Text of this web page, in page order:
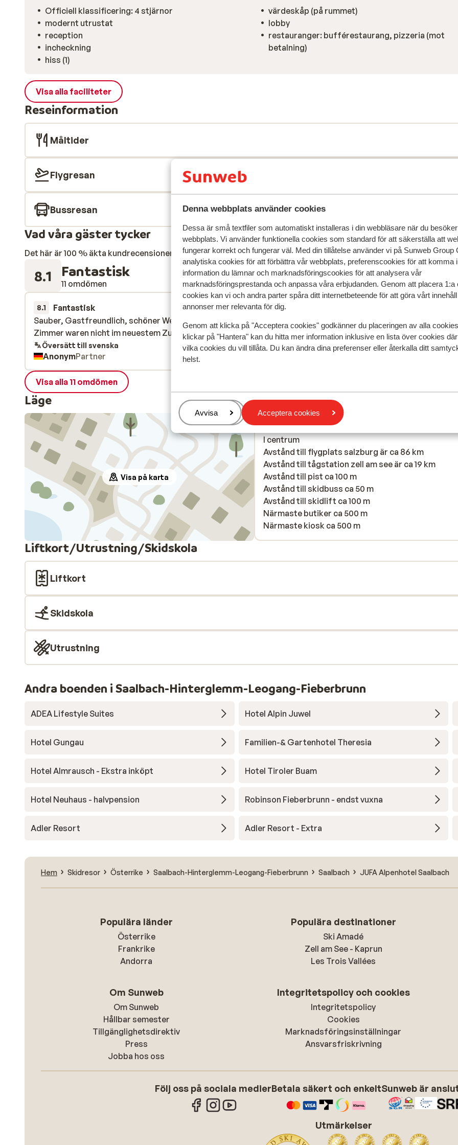
Denna webbplats använder cookies
Dessa är små textfiler som automatiskt installeras i din webbläsare när du
webbplats. Vi använder funktionella cookies som standard för att säkerställa att
fungerar korrekt och fungerar väl. Med din tillåtelse använder vi på Sunweb Group
analytiska cookies för att förbättra vår webbplats, preferenscookies för att komma
information du lämnar och marknadsföringscookies för att analysera vår
marknadsföringsprestanda och anpassa våra erbjudanden. Genom att placera 1:a
cookies kan vi och andra parter spåra ditt internetbeteende för att göra vårt
annonser mer relevanta för dig.
Genom att klicka på "Acceptera cookies" godkänner du placeringen av alla
klickar på "Hantera" kan du hitta mer information inklusive en lista över cookies
vilka cookies du vill tillåta. Du kan ändra dina preferenser eller återkalla ditt
helst.
Hantera
Avvisa Acceptera cookies
Officiell klassificering: 4 stjärnor
modernt utrustat
reception
incheckning
hiss (1)
värdeskåp (på rummet)
lobby
restauranger: bufférestaurang, pizzeria (mot
betalning)
Visa alla faciliteter
Reseinformation
Måltider
Flygresan
Bussresan
Vad våra gäster tycker
Det här är 100 % äkta kundrecensioner som verkligen speglar deras upplevelser av vår produkt.Mer om
8.1 Fantastisk
11 omdömen Mest bokad av
8.1 Fantastisk
22 mars 2026
Sauber, Gastfreundlich, schöner Wellnessbereich. Die
Zimmer waren nicht im neuestem Zustand.
Sauber, Gastfreundlich, schöner Wellnessbereich. Die
Zimmer waren nicht im neuestem Zustand.
Översätt till svenska
AnonymPartner
8.0 Fantastisk
Great location, friendly hotel. Food mediocre.
great.
Great location, friendly hotel. Food mediocre.
great.
Översätt till svenska
Visa alla 11 omdömen
Läge
Visa på karta
I området
I centrum
Avstånd till flygplats salzburg är ca 86 km
Avstånd till tågstation zell am see är ca 19 km
Avstånd till pist ca 100 m
Avstånd till skidbuss ca 50 m
Avstånd till skidlift ca 100 m
Närmaste butiker ca 500 m
Närmaste kiosk ca 500 m
Liftkort/Utrustning/Skidskola
Liftkort
Skidskola
Utrustning
Andra boenden i Saalbach-Hinterglemm-Leogang-Fieberbrunn
ADEA Lifestyle Suites Hotel Alpin Juwel
Hotel Gungau Familien-& Gartenhotel Theresia
Hotel Almrausch - Ekstra inköpt Hotel Tiroler Buam
Hotel Neuhaus - halvpension Robinson Fieberbrunn - endst vuxna
Adler Resort Adler Resort - Extra
Hem Skidresor Österrike Saalbach-Hinterglemm-Leogang-Fieberbrunn Saalbach JUFA Alpenhotel Saalbach
Populära länder
Österrike
Frankrike
Andorra
Populära destinationer
Ski Amadé
Zell am See - Kaprun
Les Trois Vallées
Om Sunweb
Om Sunweb
Hållbar semester
Tillgänglighetsdirektiv
Press
Jobba hos oss
Integritetspolicy och cookies
Integritetspolicy
Cookies
Marknadsföringsinställningar
Ansvarsfriskrivning
Följ oss på sociala medierBetala säkert och enkeltSunweb är
Utmärkelser